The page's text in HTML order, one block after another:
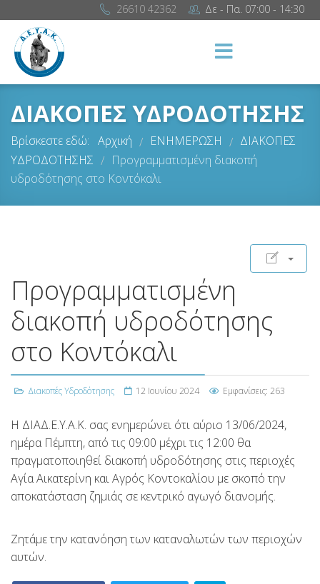
26610 42362 Δε - Πα. 07:00 - 14:30
ΔΙΑΚΟΠΕΣ ΥΔΡΟΔΟΤΗΣΗΣ
Βρίσκεστε εδώ: Αρχική / ΕΝΗΜΕΡΩΣΗ / ΔΙΑΚΟΠΕΣ
ΥΔΡΟΔΟΤΗΣΗΣ / Προγραμματισμένη διακοπή
υδροδότησης στο Κοντόκαλι
Προγραμματισμένη
διακοπή υδροδότησης
στο Κοντόκαλι
Διακοπές Υδροδότησης 12 Ιουνίου 2024 Εμφανίσεις: 263
H ΔΙΑΔ.Ε.Υ.Α.Κ. σας ενημερώνει ότι αύριο 13/06/2024,
ημέρα Πέμπτη, από τις 09:00 μέχρι τις 12:00 θα
πραγματοποιηθεί διακοπή υδροδότησης στις περιοχές
Αγία Αικατερίνη και Αγρός Κοντοκαλίου με σκοπό την
αποκατάσταση ζημιάς σε κεντρικό αγωγό διανομής.
Ζητάμε την κατανόηση των καταναλωτών των περιοχών
αυτών.